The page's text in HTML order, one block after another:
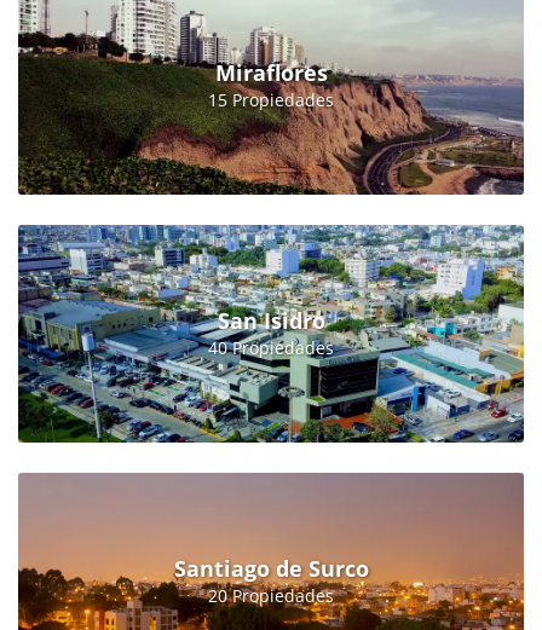
Miraflores
15 Propiedades
San Isidro
40 Propiedades
Santiago de Surco
20 Propiedades